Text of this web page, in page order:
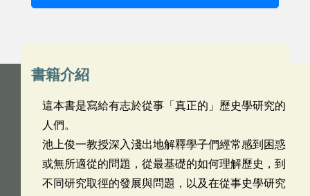
書籍介紹
這本書是寫給有志於從事「真正的」歷史學研究的
人們。
池上俊一教授深入淺出地解釋學子們經常感到困惑
或無所適從的問題，從最基礎的如何理解歷史，到
不同研究取徑的發展與問題，以及在從事史學研究